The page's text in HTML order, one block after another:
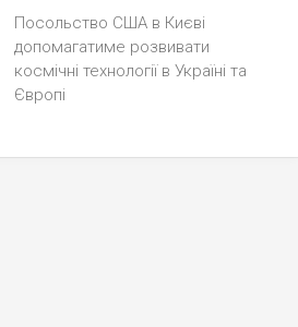
Посольство США в Києві
допомагатиме розвивати
космічні технології в Україні та
Європі